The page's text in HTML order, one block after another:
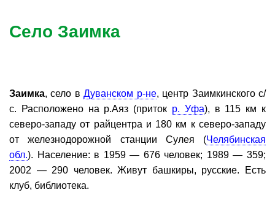
Село Заимка
Заимка, село вДуванском р-не, центр Заимкинского с/
с. Расположено на р.Аяз (приток р. Уфа), в 115 км к
северо-западу от райцентра и 180 км к северо-западу
от железнодорожной станции Сулея (Челябинская
обл.). Население: в 1959 — 676 человек; 1989 — 359;
2002 — 290 человек. Живут башкиры, русские. Есть
клуб, библиотека.